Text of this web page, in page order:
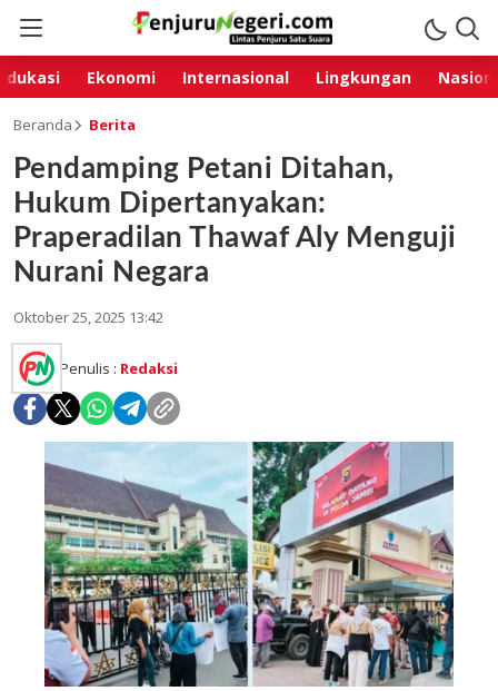
Ekonomi Internasional Lingkungan
Beranda Berita
Pendamping Petani Ditahan,
Hukum Dipertanyakan:
Praperadilan Thawaf Aly Menguji
Nurani Negara
Oktober 25, 2025 13:42
Penulis : Redaksi